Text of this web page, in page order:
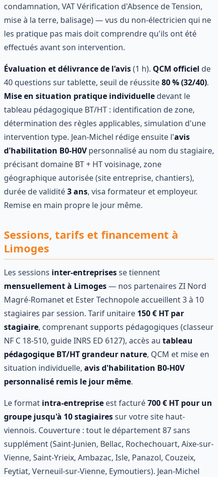
condamnation, VAT Vérification d'Absence de Tension,
mise à la terre, balisage) — vus du non-électricien qui ne
les pratique pas mais doit comprendre qu'ils ont été
effectués avant son intervention.
Évaluation et délivrance de l'avis(1 h). QCM officiel de
40 questions sur tablette, seuil de réussite80 % (32/40).
Mise en situation pratique individuelle devant le
tableau pédagogique BT/HT : identification de zone,
détermination des règles applicables, simulation d'une
intervention type. Jean-Michel rédige ensuite l'avis
d'habilitation B0-H0Vpersonnalisé au nom du stagiaire,
précisant domaine BT + HT voisinage, zone
géographique autorisée (site entreprise, chantiers),
durée de validité3 ans, visa formateur et employeur.
Remise en main propre le jour même.
Sessions, tarifs et financement à
Limoges
Les sessions inter-entreprisesse tiennent
mensuellement à Limoges— nos partenaires ZI Nord
Magré-Romanet et Ester Technopole accueillent 3 à 10
stagiaires par session. Tarif unitaire 150 € HT par
stagiaire, comprenant supports pédagogiques (classeur
NF C 18-510, guide INRS ED 6127), accès au tableau
pédagogique BT/HT grandeur nature, QCM et mise en
situation individuelle, avis d'habilitation B0-H0V
personnalisé remis le jour même.
Le format intra-entreprise est facturé700 € HT pour un
groupe jusqu'à 10 stagiairessur votre site haut-
viennois. Couverture : tout le département 87 sans
supplément (Saint-Junien, Bellac, Rochechouart, Aixe-sur-
Vienne, Saint-Yrieix, Ambazac, Isle, Panazol, Couzeix,
Feytiat, Verneuil-sur-Vienne, Eymoutiers). Jean-Michel